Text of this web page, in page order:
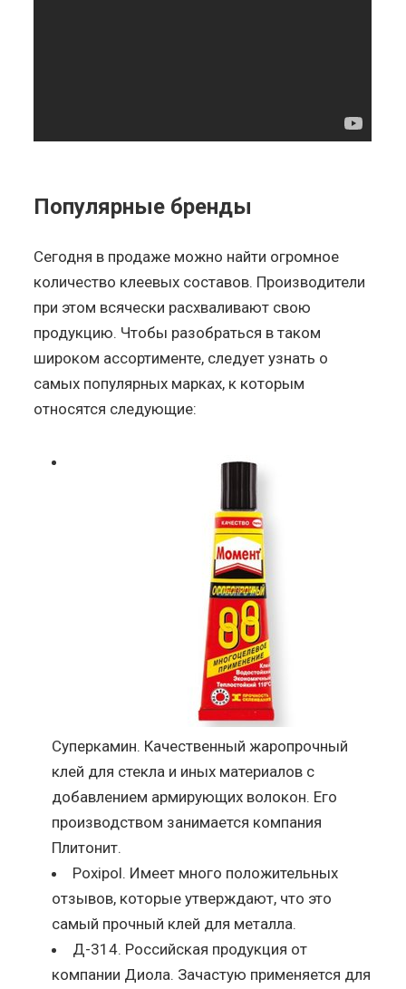
Популярные бренды
Сегодня в продаже можно найти огромное
количество клеевых составов. Производители
при этом всячески расхваливают свою
продукцию. Чтобы разобраться в таком
широком ассортименте, следует узнать о
самых популярных марках, к которым
относятся следующие:
Суперкамин. Качественный жаропрочный
клей для стекла и иных материалов с
добавлением армирующих волокон. Его
производством занимается компания
Плитонит.
Poxipol. Имеет много положительных
отзывов, которые утверждают, что это
самый прочный клей для металла.
Д-314. Российская продукция от
компании Диола. Зачастую применяется для